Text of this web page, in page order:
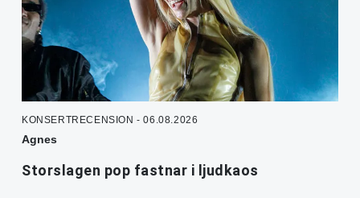
KONSERTRECENSION - 06.08.2026
Agnes
Storslagen pop fastnar i ljudkaos